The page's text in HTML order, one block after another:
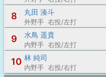
8 丸田 湊斗
外野手 右投/左打
9 水鳥 遥貴
内野手 右投/左打
10 林 純司
内野手 右投/右打